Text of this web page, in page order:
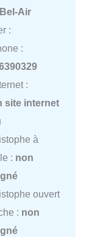
Air
:
:
:
site internet
à
: non
ouvert
: non